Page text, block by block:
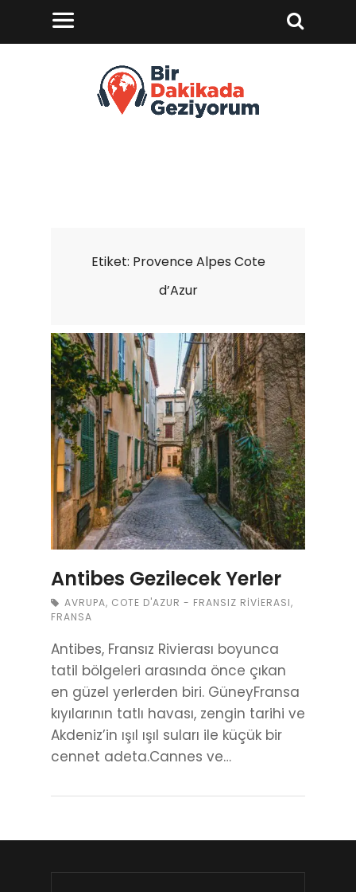
Etiket: Provence Alpes Cote
d’Azur
Antibes Gezilecek Yerler
AVRUPA, COTE D'AZUR - FRANSIZ RIVIERASI,
FRANSA
Antibes, Fransız Rivierası boyunca
tatil bölgeleri arasında önce çıkan
en güzel yerlerden biri. GüneyFransa
kıyılarının tatlı havası, zengin tarihi ve
Akdeniz’in ışıl ışıl suları ile küçük bir
cennet adeta.Cannes ve…